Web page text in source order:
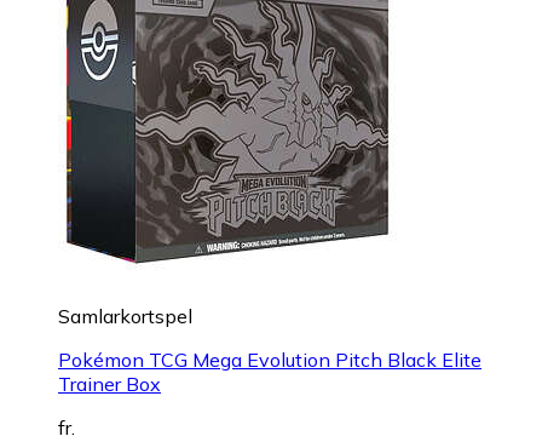
Samlarkortspel
Pokémon TCG Mega Evolution Pitch Black Elite
Trainer Box
fr.